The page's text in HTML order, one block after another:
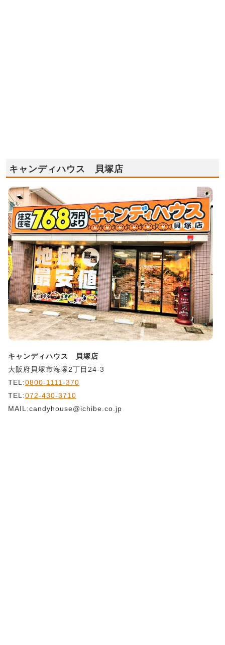
キャンディハウス 貝塚店
キャンディハウス 貝塚店
大阪府貝塚市海塚2丁目24-3
TEL:0800-1111-370
TEL:072-430-3710
MAIL:candyhouse@ichibe.co.jp